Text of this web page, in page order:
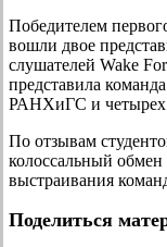
Победителем
вошли двое
слушателей Wake
представила
РАНХиГС и четырех
По отзывам
колоссальный
выстраивания
Поделиться